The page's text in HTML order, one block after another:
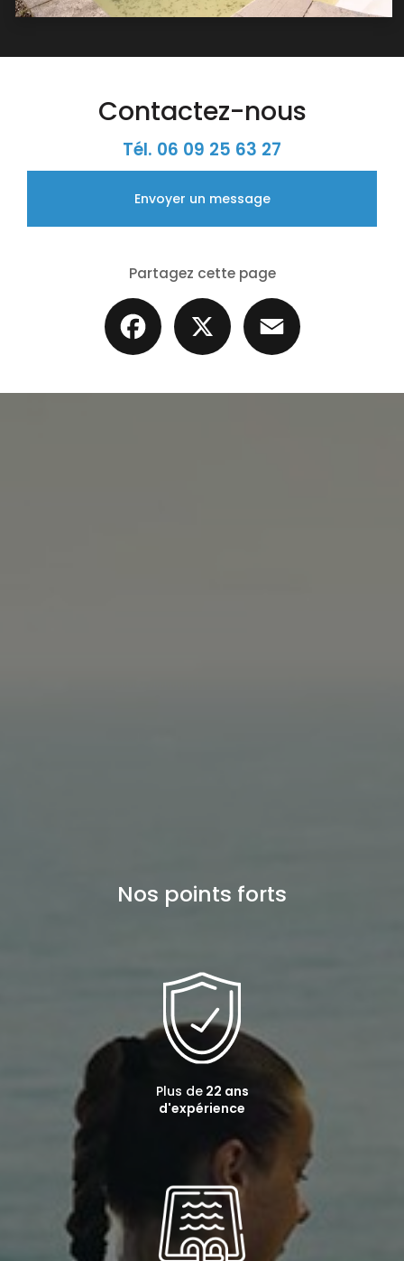
Contactez-nous
Tél. 06 09 25 63 27
Envoyer un message
Partagez cette page
Facebook
Nos points forts
Plus de22 ans
d'expérience